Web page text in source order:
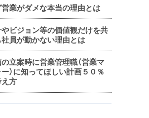
営業がダメな本当の理由とは
ビジョン等の価値観だけを共
員が動かない理由とは
立案時に営業管理職（営業マ
）に知ってほしい計画５０％
え方